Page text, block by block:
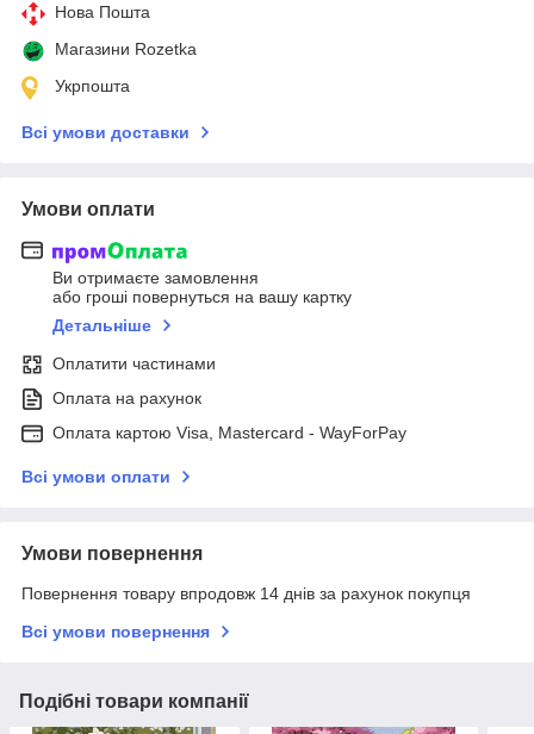
Нова Пошта
Магазини Rozetka
Укрпошта
Всі умови доставки
Умови оплати
Ви отримаєте замовлення
або гроші повернуться на вашу картку
Детальніше
Оплатити частинами
Оплата на рахунок
Оплата картою Visa, Mastercard - WayForPay
Всі умови оплати
Умови повернення
Повернення товару впродовж 14 днів за рахунок покупця
Всі умови повернення
Подібні товари компанії